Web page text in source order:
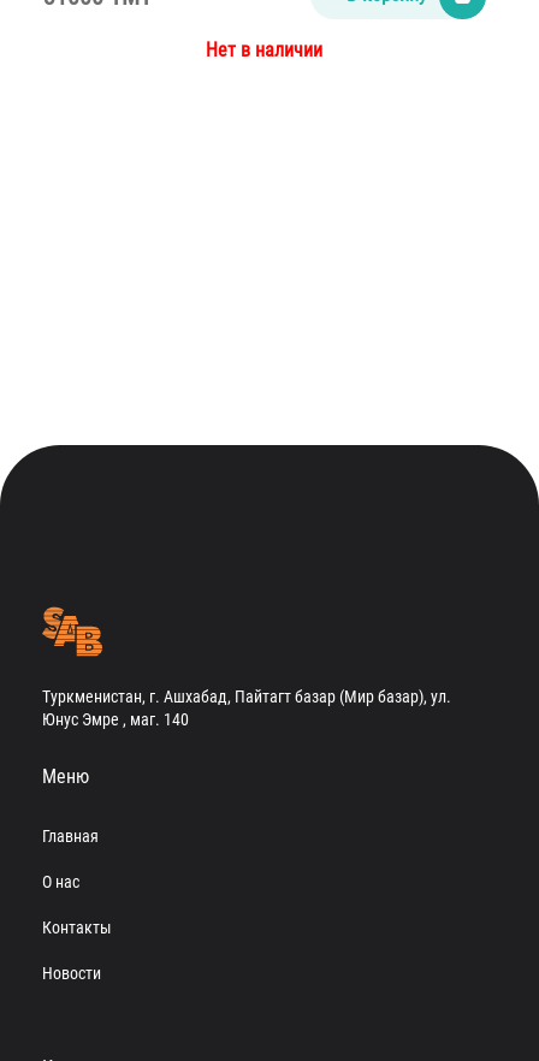
Нет в наличии
Туркменистан, г. Ашхабад, Пайтагт базар (Мир базар), ул.
Юнус Эмре , маг. 140
Меню
Главная
О нас
Контакты
Новости